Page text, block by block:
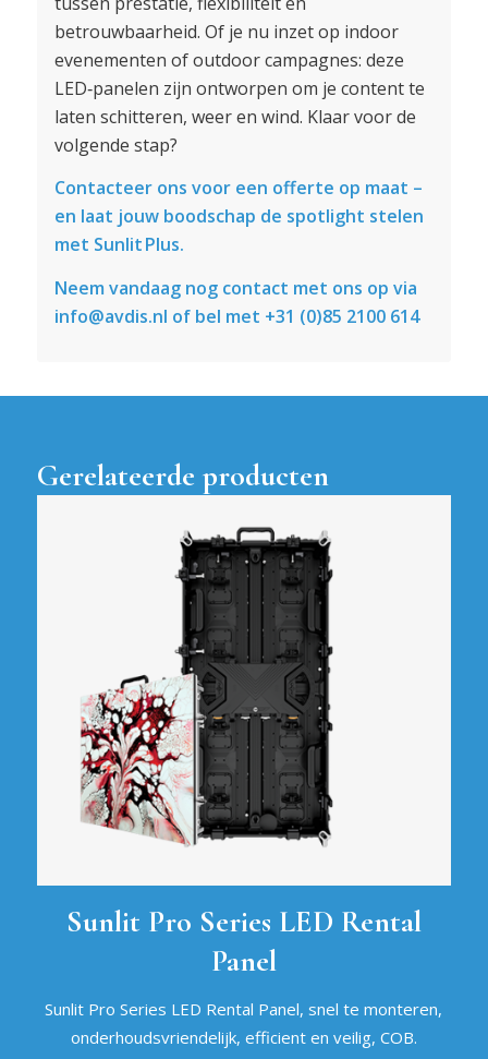
betrouwbaarheid. Of je nu inzet op indoor
evenementen of outdoor campagnes: deze
LED‑panelen zijn ontworpen om je content te
laten schitteren, weer en wind. Klaar voor de
volgende stap?
Contacteer ons voor een offerte op maat –
en laat jouw boodschap de spotlight stelen
met Sunlit Plus.
Neem vandaag nog contact met ons op via
info@avdis.nl of bel met +31 (0)85 2100 614
Gerelateerde producten
Sunlit Pro Series LED Rental
Panel
Sunlit Pro Series LED Rental Panel, snel te monteren,
onderhoudsvriendelijk, efficient en veilig, COB.